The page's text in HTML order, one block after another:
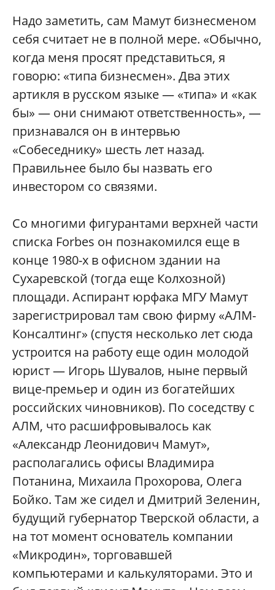
Надо заметить, сам Мамут бизнесменом
себя считает не в полной мере. «Обычно,
когда меня просят представиться, я
говорю: «типа бизнесмен». Два этих
артикля в русском языке — «типа» и «как
бы» — они снимают ответственность», —
признавался он в интервью
«Собеседнику» шесть лет назад.
Правильнее было бы назвать его
инвестором со связями.
Со многими фигурантами верхней части
списка Forbes он познакомился еще в
конце 1980-х в офисном здании на
Сухаревской (тогда еще Колхозной)
площади. Аспирант юрфака МГУ Мамут
зарегистрировал там свою фирму «АЛМ-
Консалтинг» (спустя несколько лет сюда
устроится на работу еще один молодой
юрист — Игорь Шувалов, ныне первый
вице-премьер и один из богатейших
российских чиновников). По соседству с
АЛМ, что расшифровывалось как
«Александр Леонидович Мамут»,
располагались офисы Владимира
Потанина, Михаила Прохорова, Олега
Бойко. Там же сидел и Дмитрий Зеленин,
будущий губернатор Тверской области, а
на тот момент основатель компании
«Микродин», торговавшей
компьютерами и калькуляторами. Это и